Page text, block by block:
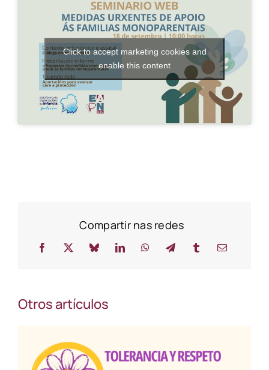
Click to accept marketing cookies and
enable this content
Compartir nas redes
Otros artículos